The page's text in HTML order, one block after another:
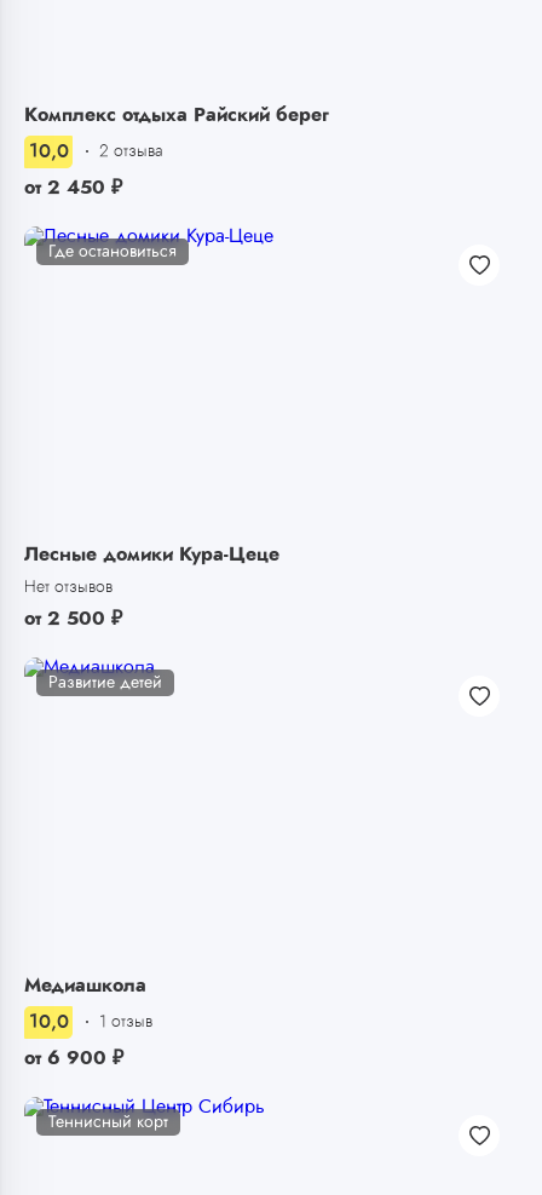
Комплекс отдыха Райский берег
10,0
2 отзыва
от 2 450 ₽
Где остановиться
Лесные домики Кура-Цеце
Нет отзывов
от 2 500 ₽
Развитие детей
Медиашкола
10,0
1 отзыв
от 6 900 ₽
Теннисный корт